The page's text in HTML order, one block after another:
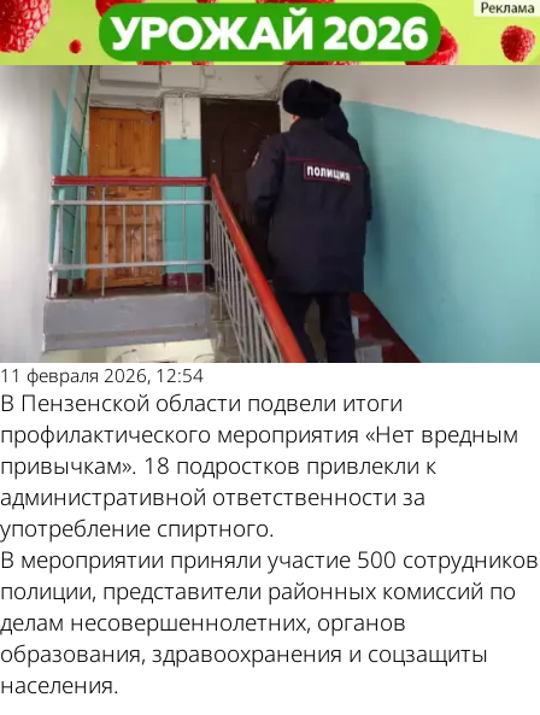
18 пензенских подростков
поймали за распитием алкоголя
Общество
11 февраля 2026, 12:54
В Пензенской области подвели итоги
профилактического мероприятия «Нет вредным
привычкам». 18 подростков привлекли к
административной ответственности за
употребление спиртного.
В мероприятии приняли участие 500 сотрудников
полиции, представители районных комиссий по
делам несовершеннолетних, органов
образования, здравоохранения и соцзащиты
населения.
18 пензенских подростков
поймали за распитием алкоголя
Общество
Другие новости
по теме
Погода и курсы
валют в Пензе